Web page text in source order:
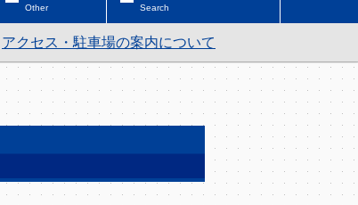
Other Search
アクセス・駐車場の案内について